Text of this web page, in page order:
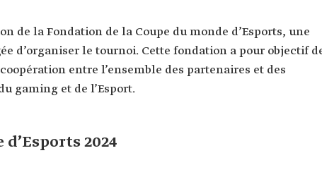
de la Fondation de la Coupe du monde d’Esports, une
d’organiser le tournoi. Cette fondation a pour objectif
entre l’ensemble des partenaires et des
gaming et de l’Esport.
2024